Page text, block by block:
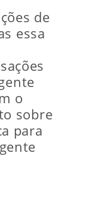
de
essa
o
sobre
para